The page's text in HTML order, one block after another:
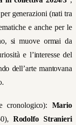
generazioni (nati tra
e anche per le
si muove ormai da
e l’interesse del
dell’arte mantovana
cronologico): Mario
Rodolfo Stranieri